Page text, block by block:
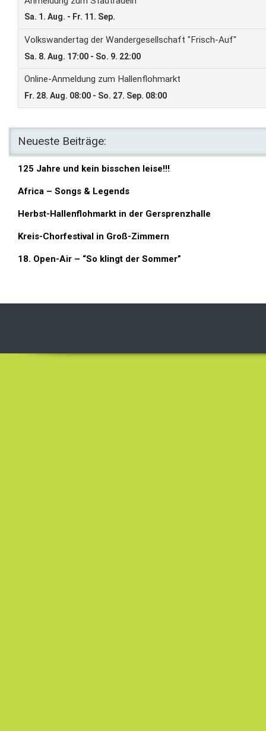
Neueste Beiträge:
125 Jahre und kein bisschen leise!!!
Africa – Songs & Legends
Herbst-Hallenflohmarkt in der Gersprenzhalle
Kreis-Chorfestival in Groß-Zimmern
18. Open-Air – “So klingt der Sommer”